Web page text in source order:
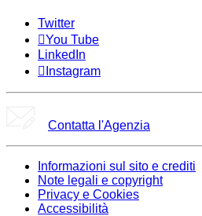
Twitter
You Tube
LinkedIn
Instagram
Contatta l'Agenzia
Informazioni sul sito e crediti
Note legali e copyright
Privacy e Cookies
Accessibilità